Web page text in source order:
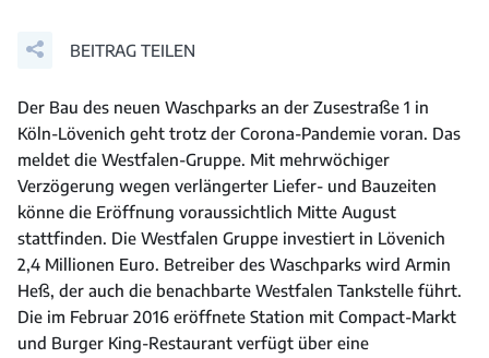
BEITRAG TEILEN
Der Bau des neuen Waschparks an der Zusestraße 1 in
Köln-Lövenich geht trotz der Corona-Pandemie voran. Das
meldet die Westfalen-Gruppe. Mit mehrwöchiger
Verzögerung wegen verlängerter Liefer- und Bauzeiten
könne die Eröffnung voraussichtlich Mitte August
stattfinden. Die Westfalen Gruppe investiert in Lövenich
2,4 Millionen Euro. Betreiber des Waschparks wird Armin
Heß, der auch die benachbarte Westfalen Tankstelle führt.
Die im Februar 2016 eröffnete Station mit Compact-Markt
und Burger King-Restaurant verfügt über eine